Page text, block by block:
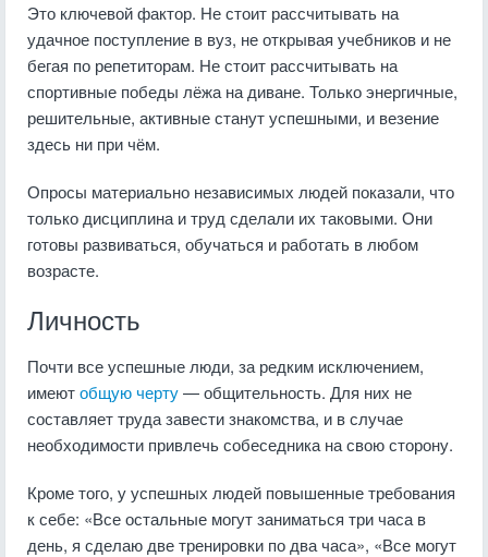
Это ключевой фактор. Не стоит рассчитывать на
удачное поступление в вуз, не открывая учебников и не
бегая по репетиторам. Не стоит рассчитывать на
спортивные победы лёжа на диване. Только энергичные,
решительные, активные станут успешными, и везение
здесь ни при чём.
Опросы материально независимых людей показали, что
только дисциплина и труд сделали их таковыми. Они
готовы развиваться, обучаться и работать в любом
возрасте.
Личность
Почти все успешные люди, за редким исключением,
имеютобщую черту— общительность. Для них не
составляет труда завести знакомства, и в случае
необходимости привлечь собеседника на свою сторону.
Кроме того, у успешных людей повышенные требования
к себе: «Все остальные могут заниматься три часа в
день, я сделаю две тренировки по два часа», «Все могут